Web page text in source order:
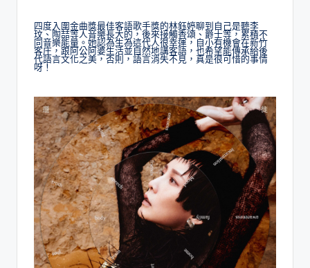
四度入圍金曲獎最佳客語歌手獎的林鈺婷聊到自己是聽李
玟、陶喆等人音樂長大的，後來接觸香頌、爵士等，累積不
同音樂能量。她認為生為這代人很幸運，自小有機會在新竹
客庄，跟阿公阿婆生活並自然地講客語，也希望能傳承給後
代語言文化之美，否則，語言消失不見，真是很可惜的事情
呀！